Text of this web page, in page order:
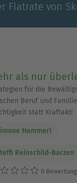
Flatrate von
als nur
für die
Beruf und
statt Kraftakt!
Hammerl
Reinschild-Barzen
0